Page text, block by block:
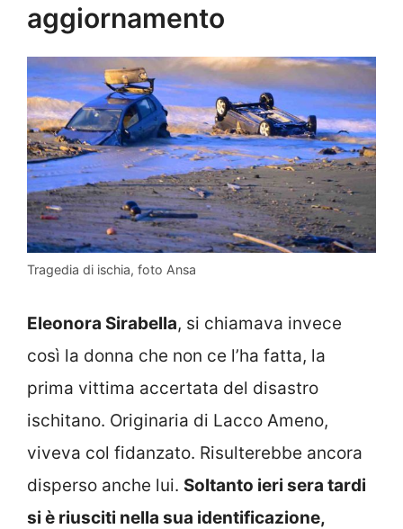
aggiornamento
Tragedia di ischia, foto Ansa
Eleonora Sirabella, si chiamava invece
così la donna che non ce l’ha fatta, la
prima vittima accertata del disastro
ischitano. Originaria di Lacco Ameno,
viveva col fidanzato. Risulterebbe ancora
disperso anche lui. Soltanto ieri sera tardi
si è riusciti nella sua identificazione,